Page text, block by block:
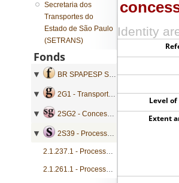
Identity
Level
Extent
Secretaria dos
Transportes do
Estado de São Paulo
(SETRANS)
Fonds
BR SPAPESP SETRANS - Secretaria dos Transportes do Estado de São Paulo
2G1 - Transporte Ferroviário
2SG2 - Concessão e Subvenção
2S39 - Processos de transferência de concessão
2.1.237.1 - Processo de transferência de concessão
2.1.261.1 - Processo de transferência de concessão